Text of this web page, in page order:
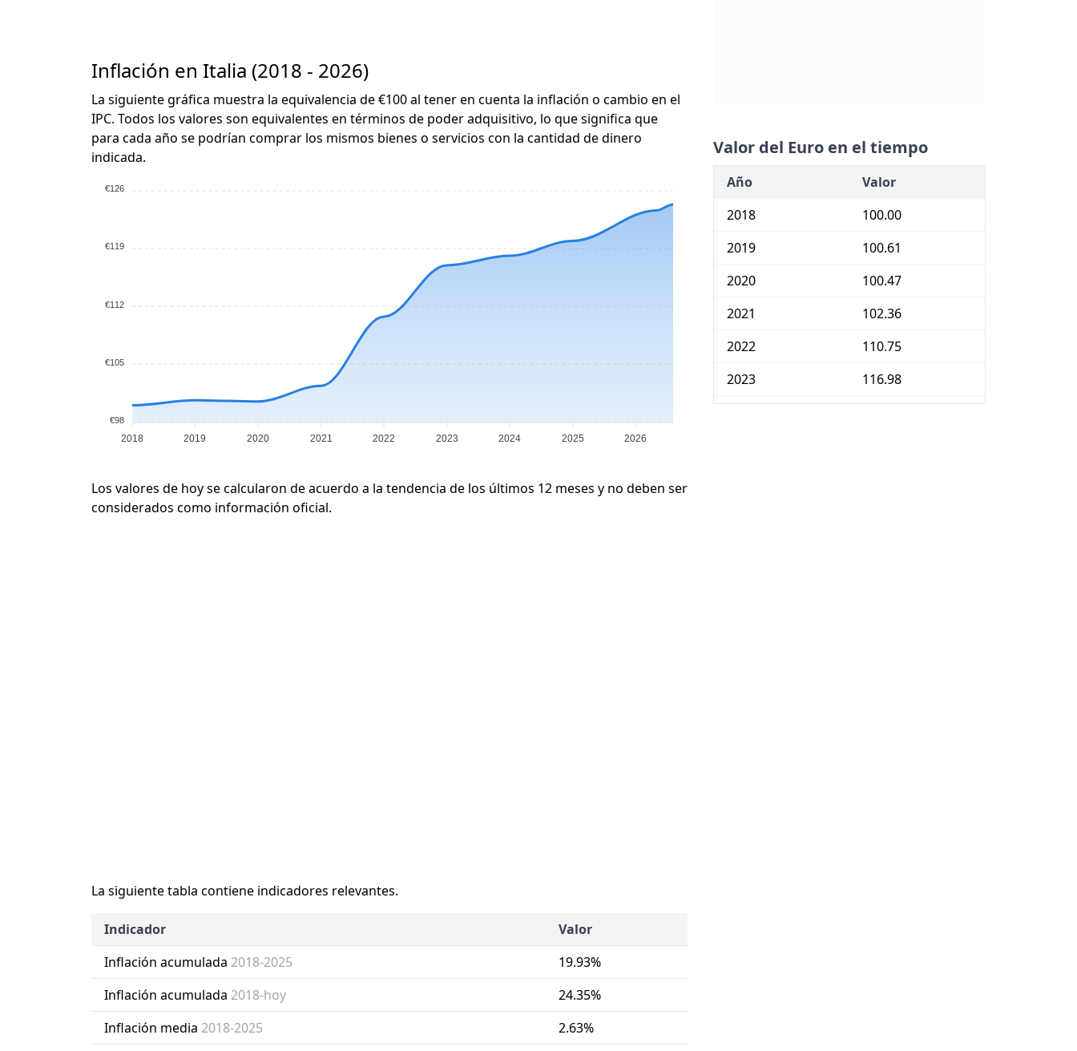
Inflación en Italia (2018 - 2026)
La siguiente gráfica muestra la equivalencia de €100 al tener en cuenta la inflación o cambio en el
IPC. Todos los valores son equivalentes en términos de poder adquisitivo, lo que significa que
para cada año se podrían comprar los mismos bienes o servicios con la cantidad de dinero
indicada.
€126
€119
€112
€105
€98
2018 2019 2020 2021 2022 2023 2024 2025 2026
Los valores de hoy se calcularon de acuerdo a la tendencia de los últimos 12 meses y no deben ser
considerados como información oficial.
La siguiente tabla contiene indicadores relevantes.
Indicador
Valor
Inflación acumulada 2018-2025
19.93%
Inflación acumulada 2018-hoy
24.35%
Inflación media 2018-2025
2.63%
Valor del Euro en el tiempo
Año
Valor
2018
100.00
2019
100.61
2020
100.47
2021
102.36
2022
110.75
2023
116.98